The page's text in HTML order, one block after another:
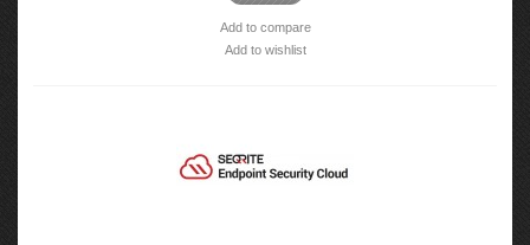
Add to compare
Add to wishlist